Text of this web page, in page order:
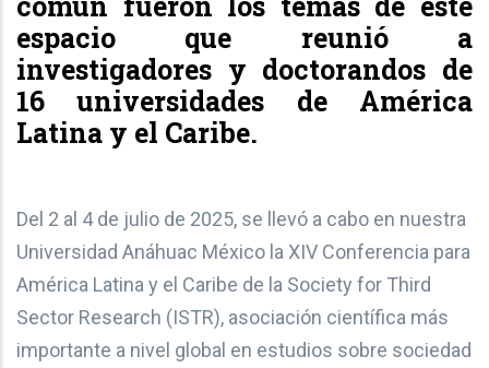
espacio que reunió a
investigadores y doctorandos de
16 universidades de América
Latina y el Caribe.
Del 2 al 4 de julio de 2025, se llevó a cabo en nuestra
Universidad Anáhuac México la XIV Conferencia para
América Latina y el Caribe de la Society for Third
Sector Research (ISTR), asociación científica más
importante a nivel global en estudios sobre sociedad